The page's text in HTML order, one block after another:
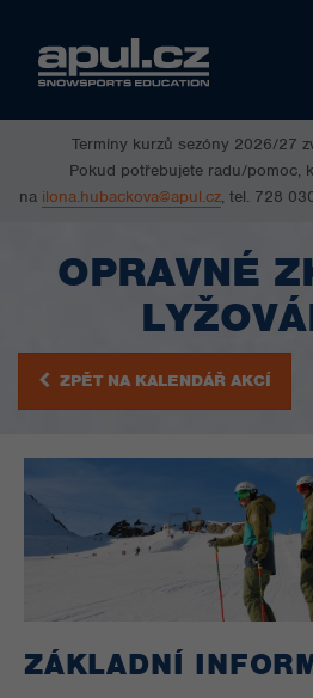
Termíny kurzů sezóny 2026/27
Pokud potřebujete radu/pomoc,
na ilona.hubackova@apul.cz, tel. 728
OPRAVNÉ
ZPĚT NA KALENDÁŘ AKCÍ
ZÁKLADNÍ